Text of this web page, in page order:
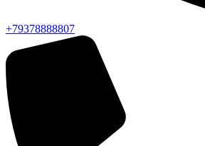
+79378888807